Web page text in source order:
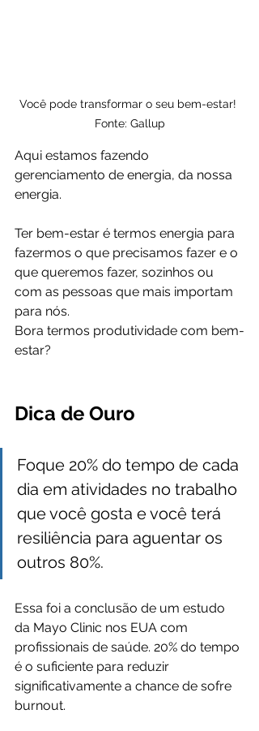
Você pode transformar o seu bem-estar!
Fonte: Gallup
Aqui estamos fazendo
gerenciamento de energia, da nossa
energia.
Ter bem-estar é termos energia para
fazermos o que precisamos fazer e o
que queremos fazer, sozinhos ou
com as pessoas que mais importam
para nós.
Bora termos produtividade com bem-
estar?
Dica de Ouro
Foque 20% do tempo de cada
dia em atividades no trabalho
que você gosta e você terá
resiliência para aguentar os
outros 80%.
Essa foi a conclusão de um estudo
da Mayo Clinic nos EUA com
profissionais de saúde. 20% do tempo
é o suficiente para reduzir
significativamente a chance de sofre
burnout.